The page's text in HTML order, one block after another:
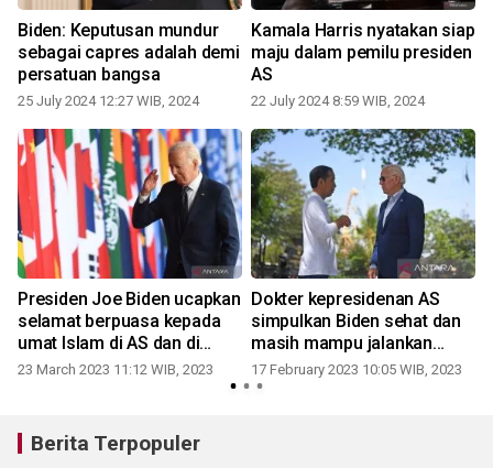
Biden: Keputusan mundur
sebagai capres adalah demi
persatuan bangsa
25 July 2024 12:27 WIB, 2024
Kamala Harris nyatakan siap
maju dalam pemilu presiden
AS
22 July 2024 8:59 WIB, 2024
Presiden Joe Biden ucapkan
selamat berpuasa kepada
umat Islam di AS dan di
seluruh dunia
23 March 2023 11:12 WIB, 2023
Dokter kepresidenan AS
simpulkan Biden sehat dan
masih mampu jalankan
tugas
17 February 2023 10:05 WIB, 2023
Berita Terpopuler